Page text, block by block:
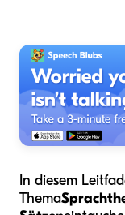
In diesem
Thema